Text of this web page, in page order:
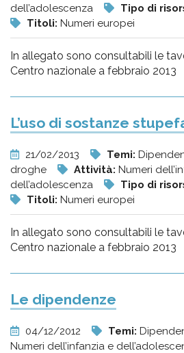
dell’adolescenza
Tipo di
Titoli: Numeri europei
In allegato sono consultabili le
Centro nazionale a febbraio 2013
L’uso di sostanze
21/02/2013 Temi:
droghe
Attività: Numeri
dell’adolescenza
Tipo di
Titoli: Numeri europei
In allegato sono consultabili le
Centro nazionale a febbraio 2013
Le dipendenze
04/12/2012 Temi:
Numeri dell’infanzia e